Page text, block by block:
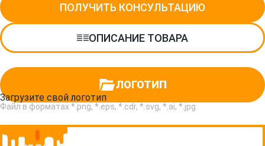
ПОЛУЧИТЬ КОНСУЛЬТАЦИЮ
ОПИСАНИЕ ТОВАРА
ЛОГОТИП
Загрузите свой логотип
Файл в форматах *.png, *.eps, *.cdr, *.svg, *.ai, *.jpg